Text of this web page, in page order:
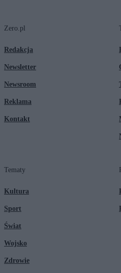
Zero.pl
Redakcja
Newsletter
Newsroom
Reklama
Kontakt
Tematy
Kultura
Sport
Świat
Wojsko
Zdrowie